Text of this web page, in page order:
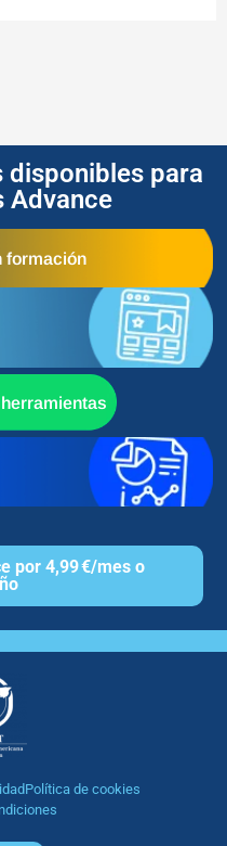
disponibles para
Advance
formación
por 4,99 €/mes o
Política de cookies